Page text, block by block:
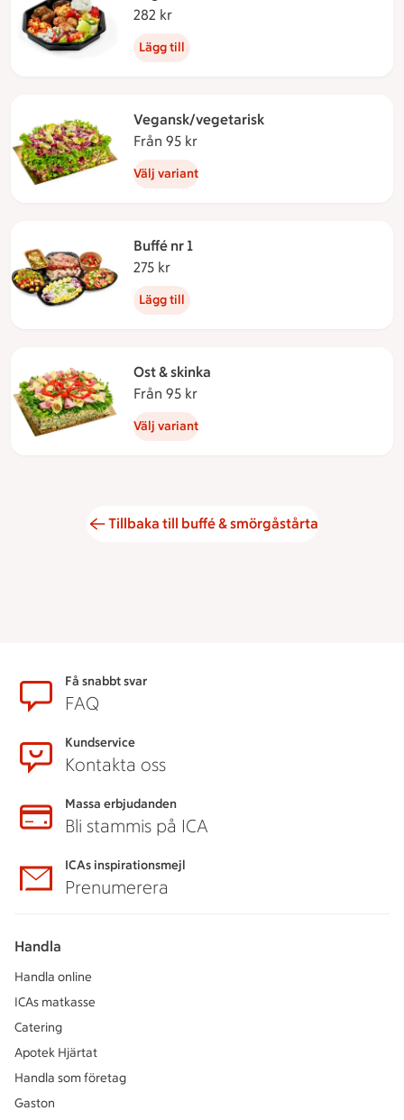
282 kr
Lägg till
Vegansk/vegetarisk
Från 95 kr
Välj variant
Buffé nr 1
275 kr
Lägg till
Ost & skinka
Från 95 kr
Välj variant
Tillbaka till buffé & smörgåstårta
SidfotFå snabbt svar
FAQ
Kundservice
Kontakta oss
Massa erbjudanden
Bli stammis på ICA
ICAs inspirationsmejl
Prenumerera
Handla
Handla online
ICAs matkasse
Catering
Apotek Hjärtat
Handla som företag
Gaston